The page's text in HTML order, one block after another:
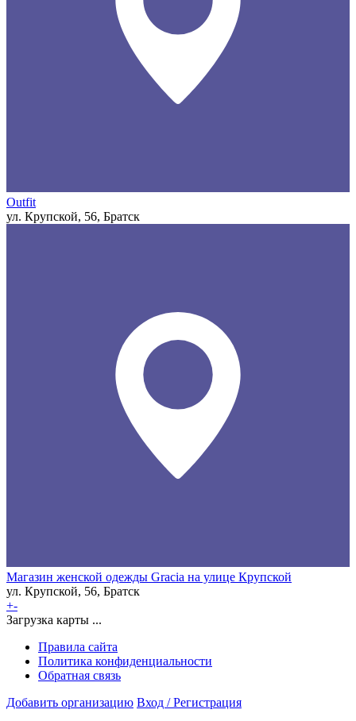
Outfit
ул. Крупской, 56, Братск
Магазин женской одежды Gracia на улице Крупской
ул. Крупской, 56, Братск
+-
Загрузка карты ...
Правила сайта
Политика конфиденциальности
Обратная связь
Добавить организацию Вход / Регистрация